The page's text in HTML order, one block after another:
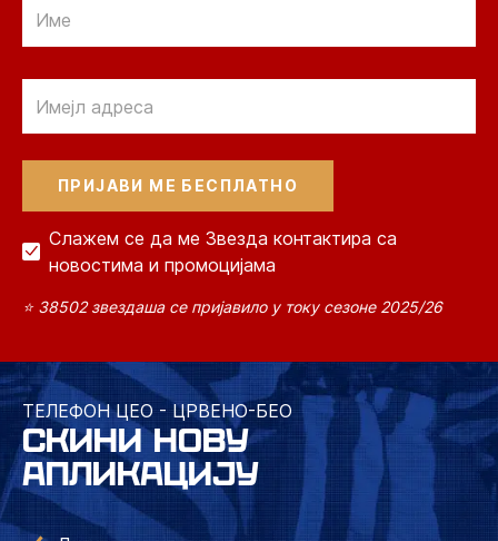
Слажем се да ме Звезда контактира са
новостима и промоцијама
⭐ 38502 звездаша се пријавило у току сезоне 2025/26
ТЕЛЕФОН ЦЕО - ЦРВЕНО-БЕО
СКИНИ НОВУ
АПЛИКАЦИЈУ